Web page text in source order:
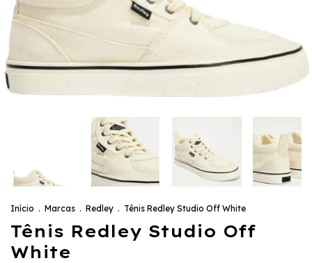
Início . Marcas . Redley . Tênis Redley Studio Off White
Tênis Redley Studio Off
White